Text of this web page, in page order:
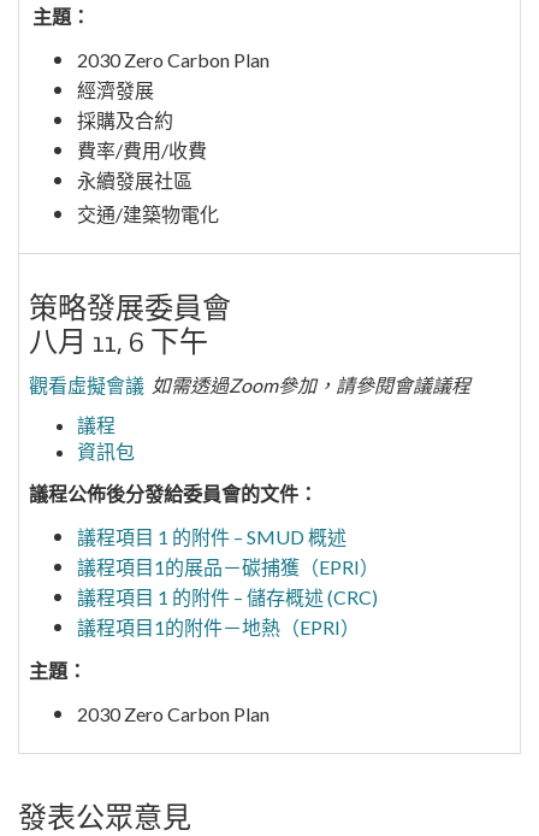
主題：
2030 Zero Carbon Plan
經濟發展
採購及合約
費率/費用/收費
永續發展社區
交通/建築物電化
策略發展委員會
八月 11, 6 下午
觀看虛擬會議 如需透過Zoom參加，請參閱會議議程
議程
資訊包
議程公佈後分發給委員會的文件：
議程項目 1 的附件 – SMUD 概述
議程項目1的展品－碳捕獲（EPRI）
議程項目 1 的附件 – 儲存概述 (CRC)
議程項目1的附件－地熱（EPRI）
主題：
2030 Zero Carbon Plan
發表公眾意見